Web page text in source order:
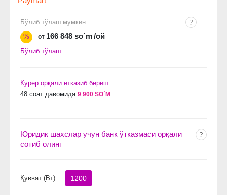
Бўлиб тўлаш мумкин
%
от 166 848 so`m/ой
Бўлиб тўлаш
Курер орқали етказиб бериш
48 соат давомида 9 900 SO`M
Юридик шахслар учун банк ўтказмаси орқали
сотиб олинг
Қувват (Вт) 1200